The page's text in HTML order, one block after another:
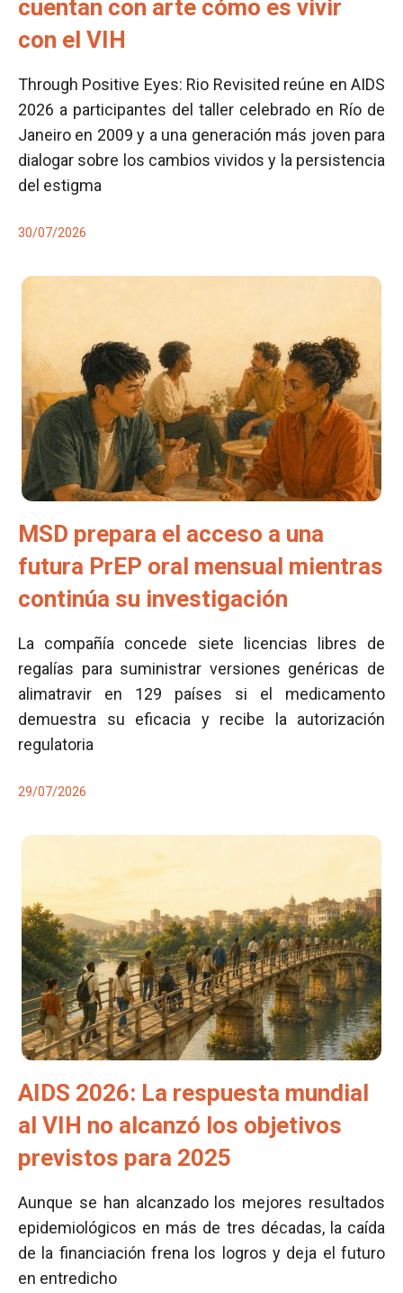
cuentan con arte cómo es vivir
con el VIH
Through Positive Eyes: Rio Revisited reúne en AIDS
2026 a participantes del taller celebrado en Río de
Janeiro en 2009 y a una generación más joven para
dialogar sobre los cambios vividos y la persistencia
del estigma
30/07/2026
MSD prepara el acceso a una
futura PrEP oral mensual mientras
continúa su investigación
La compañía concede siete licencias libres de
regalías para suministrar versiones genéricas de
alimatravir en 129 países si el medicamento
demuestra su eficacia y recibe la autorización
regulatoria
29/07/2026
AIDS 2026: La respuesta mundial
al VIH no alcanzó los objetivos
previstos para 2025
Aunque se han alcanzado los mejores resultados
epidemiológicos en más de tres décadas, la caída
de la financiación frena los logros y deja el futuro
en entredicho